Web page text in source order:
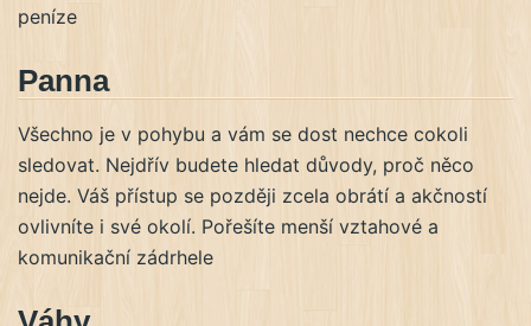
peníze
Panna
Všechno je v pohybu a vám se dost nechce cokoli
sledovat. Nejdřív budete hledat důvody, proč něco
nejde. Váš přístup se později zcela obrátí a akčností
ovlivníte i své okolí. Pořešíte menší vztahové a
komunikační zádrhele